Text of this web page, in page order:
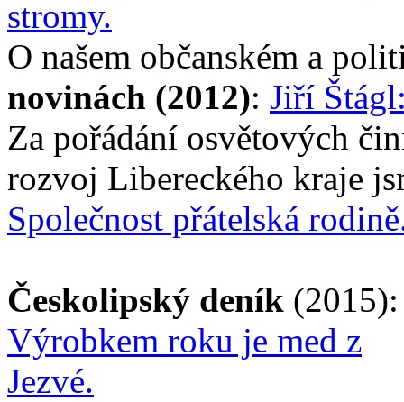
stromy.
O našem občanském a
novinách (2012): Jiří
Za pořádání osvětových
rozvoj Libereckého kraje
Společnost přátelská
Českolipský deník (2015):
Výrobkem roku je med z
Jezvé.